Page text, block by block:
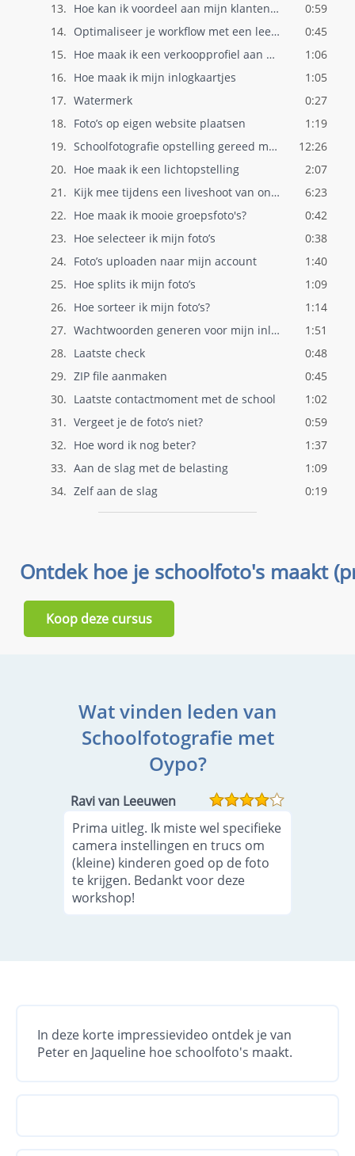
13.
Hoe kan ik voordeel aan mijn klanten gev..
0:59
14.
Optimaliseer je workflow met een leerlin..
0:45
15.
Hoe maak ik een verkoopprofiel aan bij O..
1:06
16. Hoe maak ik mijn inlogkaartjes
1:05
17. Watermerk
0:27
18. Foto’s op eigen website plaatsen
1:19
19.
Schoolfotografie opstelling gereed maken
12:26
20. Hoe maak ik een lichtopstelling
2:07
21.
Kijk mee tijdens een liveshoot van onze ..
6:23
22. Hoe maak ik mooie groepsfoto's?
0:42
23. Hoe selecteer ik mijn foto’s
0:38
24. Foto’s uploaden naar mijn account
1:40
25. Hoe splits ik mijn foto’s
1:09
26. Hoe sorteer ik mijn foto’s?
1:14
27.
Wachtwoorden generen voor mijn inlogkaar..
1:51
28. Laatste check
0:48
29. ZIP file aanmaken
0:45
30. Laatste contactmoment met de school
1:02
31. Vergeet je de foto’s niet?
0:59
32. Hoe word ik nog beter?
1:37
33. Aan de slag met de belasting
1:09
34. Zelf aan de slag 0:19
Koop deze cursus
Wat vinden leden van
Schoolfotografie met
Oypo?
Ravi van Leeuwen
Prima uitleg. Ik miste wel specifieke
camera instellingen en trucs om
(kleine) kinderen goed op de foto
te krijgen. Bedankt voor deze
workshop!
In deze korte impressievideo ontdek je van
Peter en Jaqueline hoe schoolfoto's maakt.